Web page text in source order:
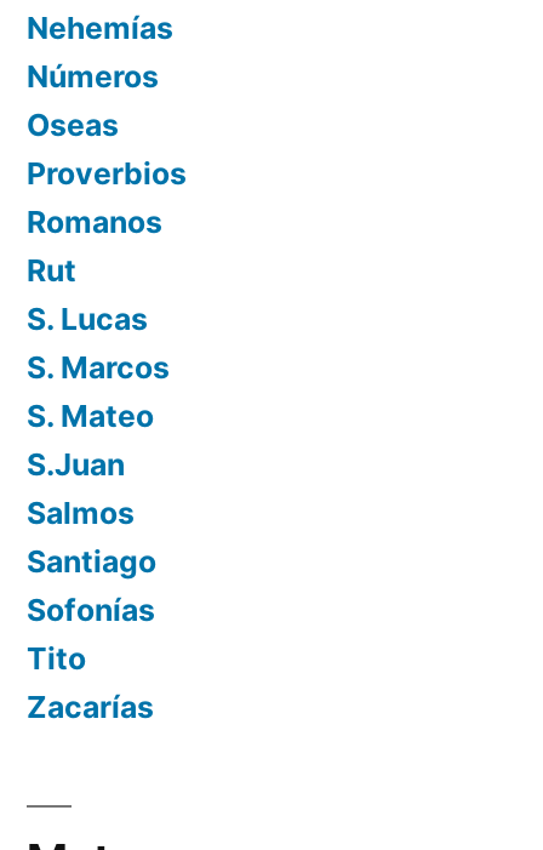
Nehemías
Números
Oseas
Proverbios
Romanos
Rut
S. Lucas
S. Marcos
S. Mateo
S.Juan
Salmos
Santiago
Sofonías
Tito
Zacarías